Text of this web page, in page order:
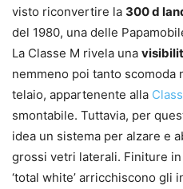
visto riconvertire la 300 d
del 1980, una delle
La Classe M rivela una
nemmeno poi tanto scomoda
telaio, appartenente alla
smontabile. Tuttavia, per
idea un sistema per alzare e
grossi vetri laterali. Finiture
‘total white’ arricchiscono